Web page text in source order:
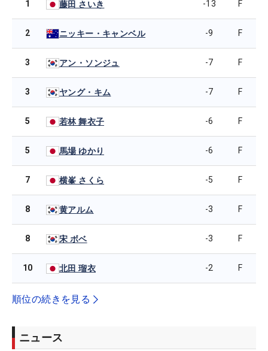
1 藤田 さいき -13 F
2 ニッキー・キャンベル -9 F
3 アン・ソンジュ -7 F
3 ヤング・キム -7 F
5 若林 舞衣子 -6 F
5 馬場 ゆかり -6 F
7 横峯 さくら -5 F
8 黄アルム -3 F
8 宋 ボベ -3 F
10 北田 瑠衣 -2 F
順位の続きを見る
ニュース